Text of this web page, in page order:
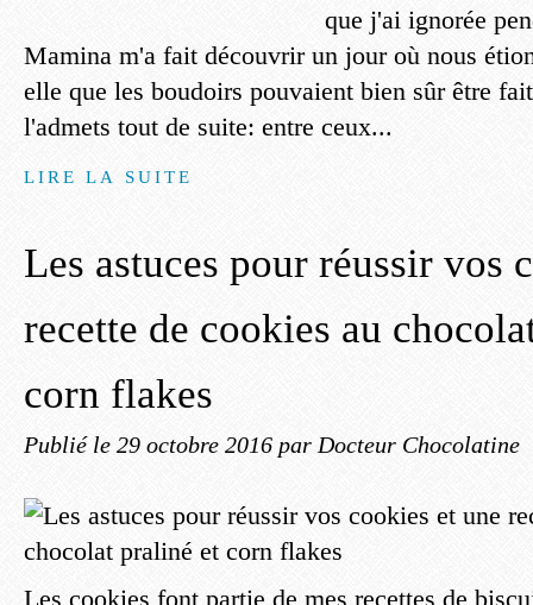
que j'ai ignorée
Mamina m'a fait découvrir un jour où nous
elle que les boudoirs pouvaient bien sûr être
l'admets tout de suite: entre ceux...
LIRE LA SUITE
Les astuces pour réussir vos
recette de cookies au
corn flakes
Publié le 29 octobre 2016 par Docteur Chocolatine
Les cookies font partie de mes recettes de